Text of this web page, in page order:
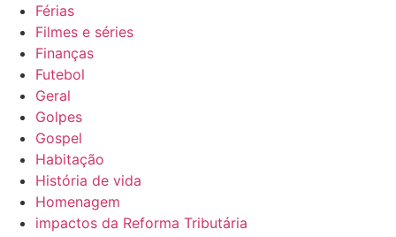
Férias
Filmes e séries
Finanças
Futebol
Geral
Golpes
Gospel
Habitação
História de vida
Homenagem
impactos da Reforma Tributária